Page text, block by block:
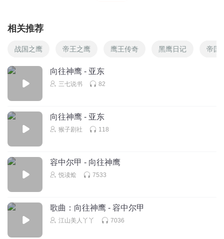
相关推荐
战国之鹰 帝王之鹰 鹰王传奇 黑鹰日记 帝国
向往神鹰 - 亚东
三七说书 82
向往神鹰 - 亚东
猴子剧社 118
容中尔甲 - 向往神鹰
悦读烩 7533
歌曲：向往神鹰 - 容中尔甲
江山美人丫丫 7036